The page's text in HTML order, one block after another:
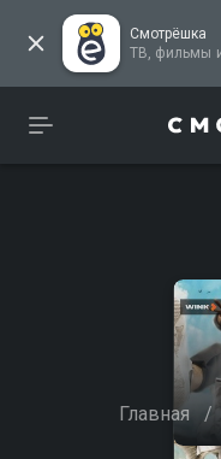
Смотрёшка
Главная /